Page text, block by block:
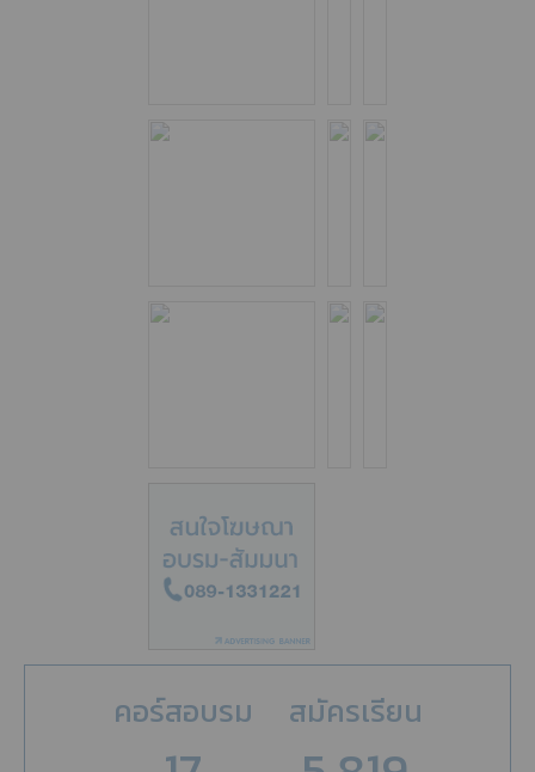
คอร์สอบรม สมัครเรียน